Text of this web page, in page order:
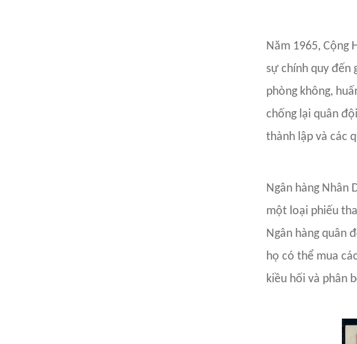
Năm 1965, Cộng
sự chính quy đến
phòng không,
chống lại quân
thành lập và các
Ngân hàng Nhân
một loại phiếu
Ngân hàng quân
họ có thể mua
kiều hối và phân